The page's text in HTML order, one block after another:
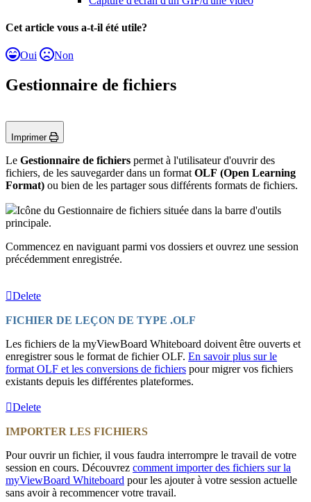
Cet article vous a-t-il été utile?
Oui Non
Gestionnaire de fichiers
Imprimer
Le Gestionnaire de fichiers permet à l'utilisateur d'ouvrir des
fichiers, de les sauvegarder dans un format OLF (Open Learning
Format) ou bien de les partager sous différents formats de fichiers.
Icône du Gestionnaire de fichiers située dans la barre d'outils
principale.
Commencez en naviguant parmi vos dossiers et ouvrez une session
précédemment enregistrée.
Delete
FICHIER DE LEÇON DE TYPE .OLF
Les fichiers de la myViewBoard Whiteboard doivent être ouverts et
enregistrer sous le format de fichier OLF. En savoir plus sur le
format OLF et les conversions de fichiers pour migrer vos fichiers
existants depuis les différentes plateformes.
Delete
IMPORTER LES FICHIERS
Pour ouvrir un fichier, il vous faudra interrompre le travail de votre
session en cours. Découvrez comment importer des fichiers sur la
myViewBoard Whiteboard pour les ajouter à votre session actuelle
sans avoir à recommencer votre travail.